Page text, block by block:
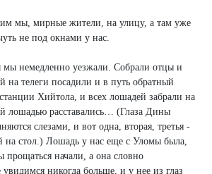
мы, мирные жители, на улицу, а там уже
не под окнами у нас.
мы немедленно уезжали. Собрали отцы и
на телеги посадили и в путь обратный
Хийтола, и всех лошадей забрали на
лошадью расставались… (Глаза Дины
слезами, и вот одна, вторая, третья -
на стол.) Лошадь у нас еще с Уломы была,
прощаться начали, а она словно
увидимся никогда больше, и у нее из глаз